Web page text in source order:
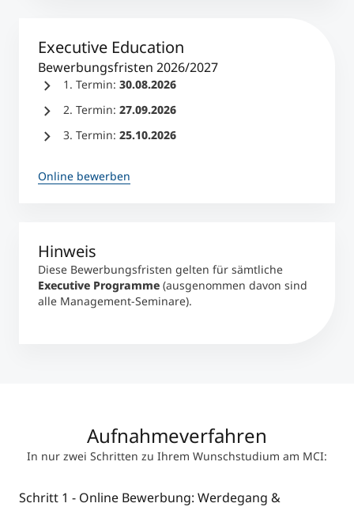
Executive Education
Bewerbungsfristen 2026/2027
1. Termin: 30.08.2026
2. Termin: 27.09.2026
3. Termin: 25.10.2026
Online bewerben
Hinweis
Diese Bewerbungsfristen gelten für sämtliche
Executive Programme (ausgenommen davon sind
alle Management-Seminare).
Aufnahmeverfahren
In nur zwei Schritten zu Ihrem Wunschstudium am MCI:
Schritt 1 - Online Bewerbung: Werdegang &